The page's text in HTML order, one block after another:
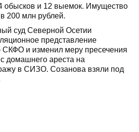
обысков и 12 выемок. Имущество
200 млн рублей.
суд Северной Осетии
представление
СКФО и изменил меру пресечения
домашнего ареста на
в СИЗО. Созанова взяли под